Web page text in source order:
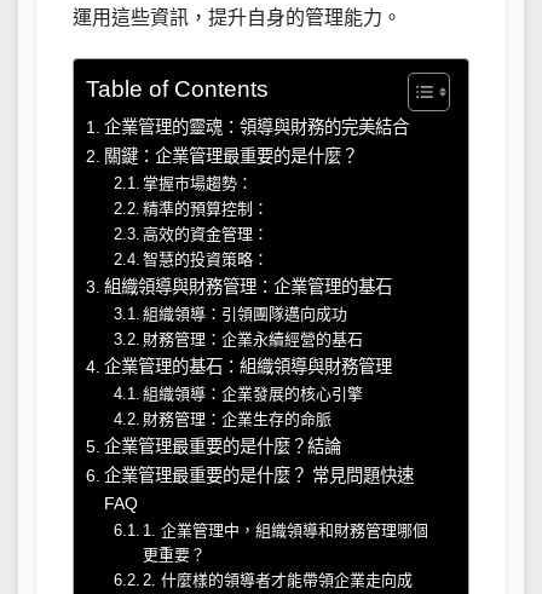
運用這些資訊，提升自身的管理能力。
Table of Contents
企業管理的靈魂：領導與財務的完美結合
關鍵：企業管理最重要的是什麼？
掌握市場趨勢：
精準的預算控制：
高效的資金管理：
智慧的投資策略：
組織領導與財務管理：企業管理的基石
組織領導：引領團隊邁向成功
財務管理：企業永續經營的基石
企業管理的基石：組織領導與財務管理
組織領導：企業發展的核心引擎
財務管理：企業生存的命脈
企業管理最重要的是什麼？結論
企業管理最重要的是什麼？ 常見問題快速
FAQ
1. 企業管理中，組織領導和財務管理哪個
更重要？
2. 什麼樣的領導者才能帶領企業走向成